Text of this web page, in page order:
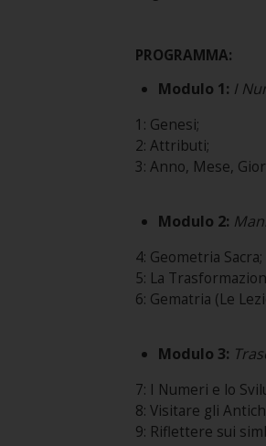
PROGRAMMA:
Modulo 1: I
1: Genesi;
2: Attributi;
3: Anno, Mese,
Modulo 2:
4: Geometria Sacra;
5: La
6: Gematria (Le
Modulo 3:
7: I Numeri e lo
8: Visitare gli
9: Riflettere sui